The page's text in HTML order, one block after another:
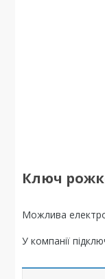
Ключ
У компанії